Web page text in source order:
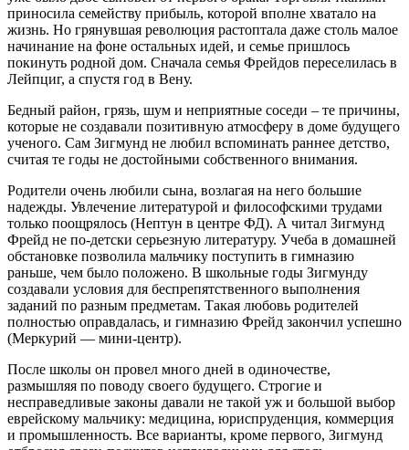
приносила семейству прибыль, которой вполне хватало на
жизнь. Но грянувшая революция растоптала даже столь малое
начинание на фоне остальных идей, и семье пришлось
покинуть родной дом. Сначала семья Фрейдов переселилась в
Лейпциг, а спустя год в Вену.
Бедный район, грязь, шум и неприятные соседи – те причины,
которые не создавали позитивную атмосферу в доме будущего
ученого. Сам Зигмунд не любил вспоминать раннее детство,
считая те годы не достойными собственного внимания.
Родители очень любили сына, возлагая на него большие
надежды. Увлечение литературой и философскими трудами
только поощрялось (Нептун в центре ФД). А читал Зигмунд
Фрейд не по-детски серьезную литературу. Учеба в домашней
обстановке позволила мальчику поступить в гимназию
раньше, чем было положено. В школьные годы Зигмунду
создавали условия для беспрепятственного выполнения
заданий по разным предметам. Такая любовь родителей
полностью оправдалась, и гимназию Фрейд закончил успешно
(Меркурий — мини-центр).
После школы он провел много дней в одиночестве,
размышляя по поводу своего будущего. Строгие и
несправедливые законы давали не такой уж и большой выбор
еврейскому мальчику: медицина, юриспруденция, коммерция
и промышленность. Все варианты, кроме первого, Зигмунд